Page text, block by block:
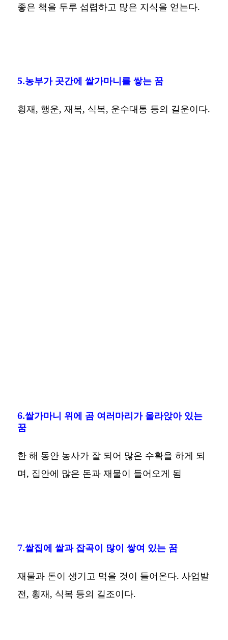
좋은 책을 두루 섭렵하고 많은 지식을 얻는다.
5.농부가 곳간에 쌀가마니를 쌓는 꿈
횡재, 행운, 재복, 식복, 운수대통 등의 길운이다.
6.쌀가마니 위에 곰 여러마리가 올라앉아 있는
꿈
한 해 동안 농사가 잘 되어 많은 수확을 하게 되
며, 집안에 많은 돈과 재물이 들어오게 됨
7.쌀집에 쌀과 잡곡이 많이 쌓여 있는 꿈
재물과 돈이 생기고 먹을 것이 들어온다. 사업발
전, 횡재, 식복 등의 길조이다.